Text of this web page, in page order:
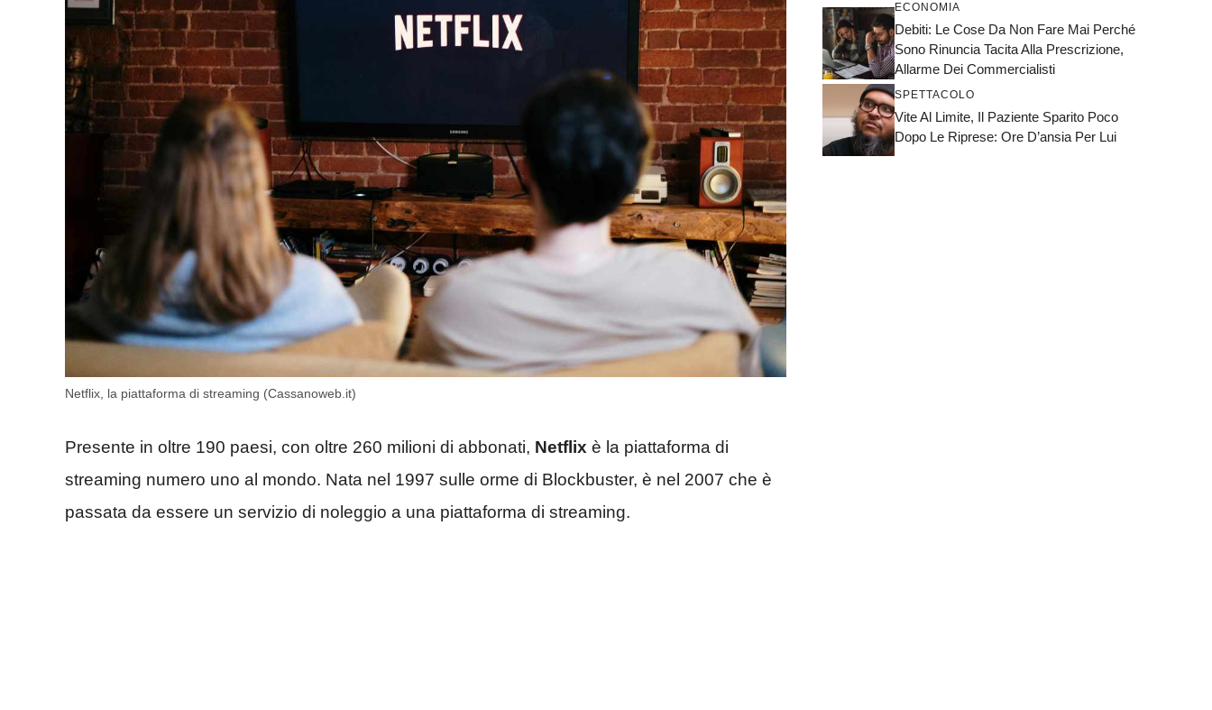
Netflix, la piattaforma di streaming (Cassanoweb.it)
Presente in oltre 190 paesi, con oltre 260 milioni di abbonati, Netflix è la piattaforma di
streaming numero uno al mondo. Nata nel 1997 sulle orme di Blockbuster, è nel 2007 che è
passata da essere un servizio di noleggio a una piattaforma di streaming.
ECONOMIA
Debiti: Le Cose Da Non Fare Mai Perché
Sono Rinuncia Tacita Alla Prescrizione,
Allarme Dei Commercialisti
SPETTACOLO
Vite Al Limite, Il Paziente Sparito Poco
Dopo Le Riprese: Ore D’ansia Per Lui